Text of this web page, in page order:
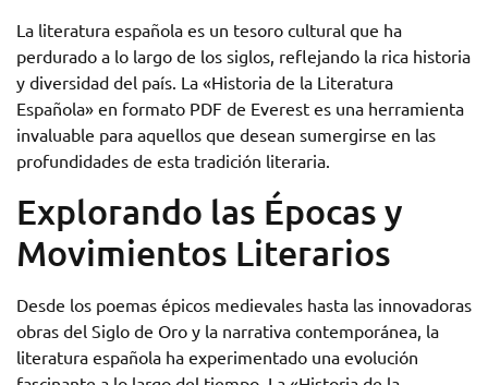
La literatura española es un tesoro cultural que ha
perdurado a lo largo de los siglos, reflejando la rica historia
y diversidad del país. La «Historia de la Literatura
Española» en formato PDF de Everest es una herramienta
invaluable para aquellos que desean sumergirse en las
profundidades de esta tradición literaria.
Explorando las Épocas y
Movimientos Literarios
Desde los poemas épicos medievales hasta las innovadoras
obras del Siglo de Oro y la narrativa contemporánea, la
literatura española ha experimentado una evolución